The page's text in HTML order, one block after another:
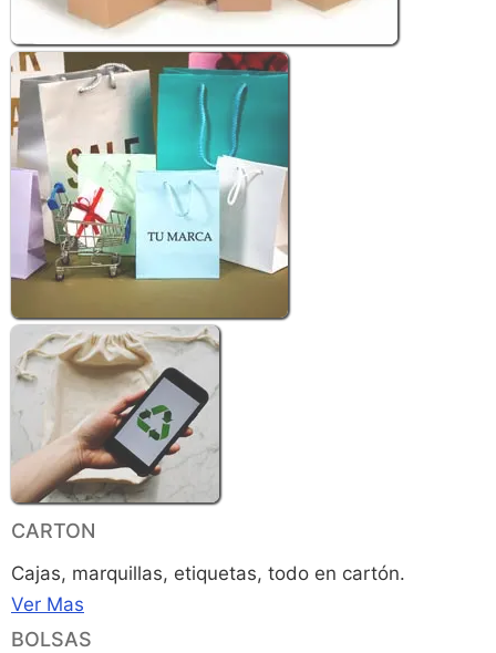
CARTON
Cajas, marquillas, etiquetas, todo en cartón.
Ver Mas
BOLSAS